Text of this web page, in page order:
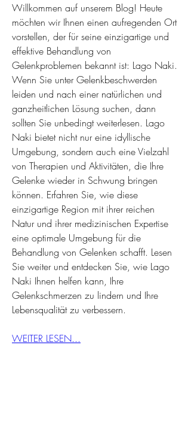
Willkommen auf unserem Blog! Heute
möchten wir Ihnen einen aufregenden Ort
vorstellen, der für seine einzigartige und
effektive Behandlung von
Gelenkproblemen bekannt ist: Lago Naki.
Wenn Sie unter Gelenkbeschwerden
leiden und nach einer natürlichen und
ganzheitlichen Lösung suchen, dann
sollten Sie unbedingt weiterlesen. Lago
Naki bietet nicht nur eine idyllische
Umgebung, sondern auch eine Vielzahl
von Therapien und Aktivitäten, die Ihre
Gelenke wieder in Schwung bringen
können. Erfahren Sie, wie diese
einzigartige Region mit ihrer reichen
Natur und ihrer medizinischen Expertise
eine optimale Umgebung für die
Behandlung von Gelenken schafft. Lesen
Sie weiter und entdecken Sie, wie Lago
Naki Ihnen helfen kann, Ihre
Gelenkschmerzen zu lindern und Ihre
Lebensqualität zu verbessern.
WEITER LESEN...